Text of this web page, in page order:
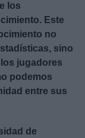
los
Este
no
sino
jugadores
podemos
entre sus
de